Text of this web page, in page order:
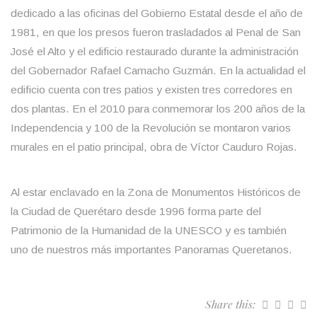
dedicado a las oficinas del Gobierno Estatal desde el año de
1981, en que los presos fueron trasladados al Penal de San
José el Alto y el edificio restaurado durante la administración
del Gobernador Rafael Camacho Guzmán. En la actualidad el
edificio cuenta con tres patios y existen tres corredores en
dos plantas. En el 2010 para conmemorar los 200 años de la
Independencia y 100 de la Revolución se montaron varios
murales en el patio principal, obra de Víctor Cauduro Rojas.
Al estar enclavado en la Zona de Monumentos Históricos de
la Ciudad de Querétaro desde 1996 forma parte del
Patrimonio de la Humanidad de la UNESCO y es también
uno de nuestros más importantes Panoramas Queretanos.
Share this: